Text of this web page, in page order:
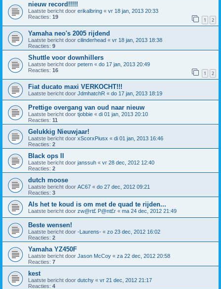
nieuw record!!!!!
Laatste bericht door erikalbring « vr 18 jan, 2013 20:33
Reacties: 19 1 2
Yamaha neo's 2005 rijdend
Laatste bericht door cilinderhead « vr 18 jan, 2013 18:38
Reacties: 9
Shuttle voor downhillers
Laatste bericht door petern « do 17 jan, 2013 20:49
Reacties: 16 1 2
Fiat ducato maxi VERKOCHT!!!
Laatste bericht door JdmhatchR « do 17 jan, 2013 18:19
Prettige overgang van oud naar nieuw
Laatste bericht door tjobbie « di 01 jan, 2013 20:10
Reacties: 11
Gelukkig Nieuwjaar!
Laatste bericht door xScorxPiusx « di 01 jan, 2013 16:46
Reacties: 2
Black ops II
Laatste bericht door janssuh « vr 28 dec, 2012 12:40
Reacties: 2
dutch moose
Laatste bericht door AC67 « do 27 dec, 2012 09:21
Reacties: 3
Als het te koud is om met de quad te rijden...
Laatste bericht door zw@rt£ P@nt£r « ma 24 dec, 2012 21:49
Beste wensen!
Laatste bericht door -Laurens- « zo 23 dec, 2012 16:02
Reacties: 2
Yamaha YZ450F
Laatste bericht door Jason McCoy « za 22 dec, 2012 20:58
Reacties: 7
kest
Laatste bericht door dutchy « vr 21 dec, 2012 21:17
Reacties: 4